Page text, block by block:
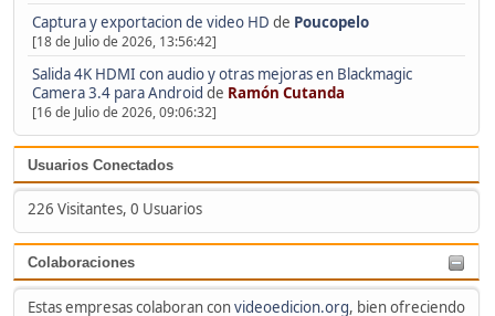
Captura y exportacion de video HD de Poucopelo
[18 de Julio de 2026, 13:56:42]
Salida 4K HDMI con audio y otras mejoras en Blackmagic
Camera 3.4 para Android de Ramón Cutanda
[16 de Julio de 2026, 09:06:32]
Usuarios Conectados
226 Visitantes, 0 Usuarios
Colaboraciones
Estas empresas colaboran convideoedicion.org, bien ofreciendo